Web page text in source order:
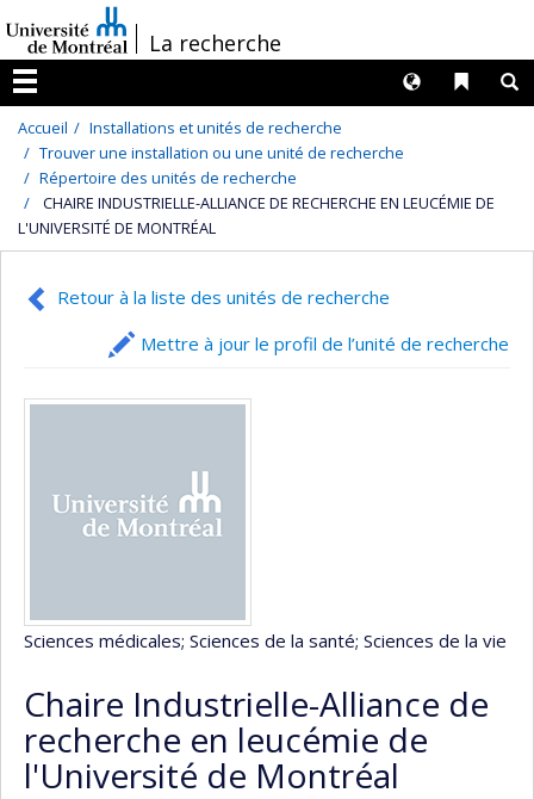
au
contenu
/La recherche
Menu
Liens
Langues
Accueil
Installations et unités de recherche
Trouver une installation ou une unité de recherche
Répertoire des unités de recherche
CHAIRE INDUSTRIELLE-ALLIANCE DE RECHERCHE EN LEUCÉMIE DE
L'UNIVERSITÉ DE MONTRÉAL
Retour à la liste des unités de recherche
Mettre à jour le profil de l’unité de recherche
Sciences médicales; Sciences de la santé; Sciences de la vie
Chaire Industrielle-Alliance de
recherche en leucémie de
l'Université de Montréal